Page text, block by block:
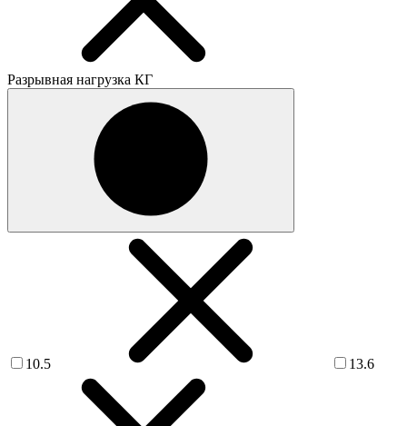
Разрывная нагрузка КГ
10.5 13.6